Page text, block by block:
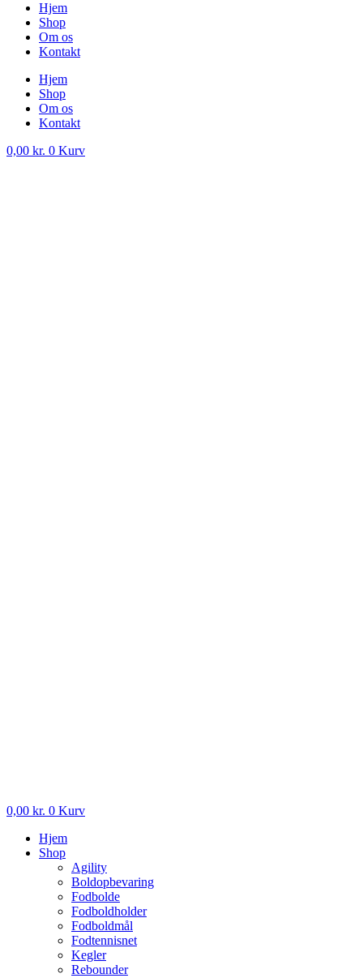
Hjem
Shop
Om os
Kontakt
Hjem
Shop
Om os
Kontakt
0,00 kr. 0 Kurv
0,00 kr. 0 Kurv
Hjem
Shop
Agility
Boldopbevaring
Fodbolde
Fodboldholder
Fodboldmål
Fodtennisnet
Kegler
Rebounder